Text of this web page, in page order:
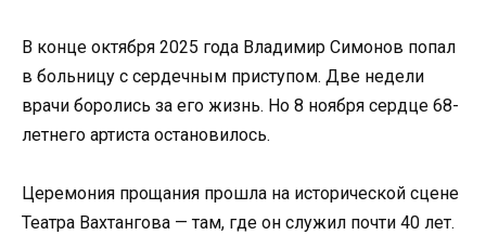
В конце октября 2025 года Владимир Симонов попал
в больницу с сердечным приступом. Две недели
врачи боролись за его жизнь. Но 8 ноября сердце 68-
летнего артиста остановилось.
Церемония прощания прошла на исторической сцене
Театра Вахтангова — там, где он служил почти 40 лет.